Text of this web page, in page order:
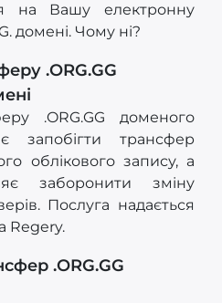
на Вашу електронну
домені. Чому ні?
.ORG.GG
.ORG.GG доменого
запобігти трансфер
облікового запису, а
заборонити зміну
Послуга надається
Regery.
.ORG.GG